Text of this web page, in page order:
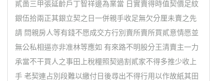
貳啚三甲張延齡戶丁智祥邊為業當 日實賣得時值契價足紋
銀伍拾兩正其銀立契之日一併親手收足無欠分厘未賣之先
請 問親房人等有錢不愿成交方行別賣所賣所買貳意情愿並
無公私相逼亦非准林等應如 有來路不明股分王清賣主一力
承當不干買人之事田上稅糧照契過割貳家不得多推少收上
手 老契連占別段難以繳付日後尋出不得行用以作故紙其田